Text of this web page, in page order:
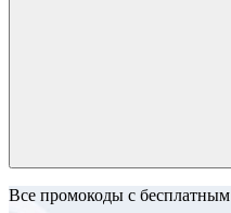
Все промокоды с